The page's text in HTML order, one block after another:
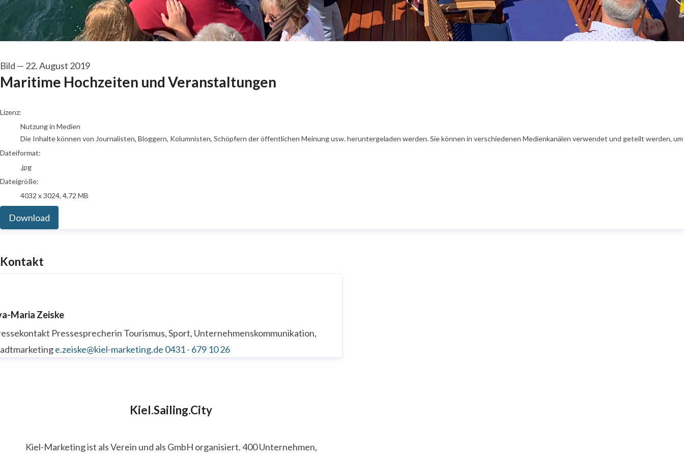
Bild — 22. August 2019
Maritime Hochzeiten und Veranstaltungen
go to media item
Lizenz:
Nutzung in Medien
Die Inhalte können von Journalisten, Bloggern, Kolumnisten, Schöpfern der öffentlichen Meinung usw. heruntergeladen werden. Sie können in verschiedenen Medienkanälen verwendet und geteilt
Dateiformat:
.jpg
Dateigröße:
4032 x 3024, 4,72 MB
Download
Kontakt
Maria Zeiske
Pressesprecherin Tourismus, Sport, Unternehmenskommunikation,
e.zeiske@kiel-marketing.de 0431 - 679 10 26
Kiel.Sailing.City
Kiel-Marketing ist als Verein und als GmbH organisiert. 400 Unternehmen,